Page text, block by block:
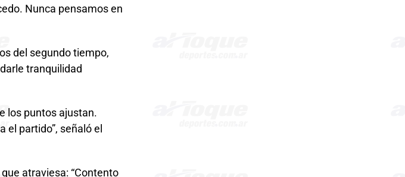
Nunca pensamos en
del segundo tiempo,
tranquilidad
los puntos ajustan.
partido”, señaló el
atraviesa: “Contento